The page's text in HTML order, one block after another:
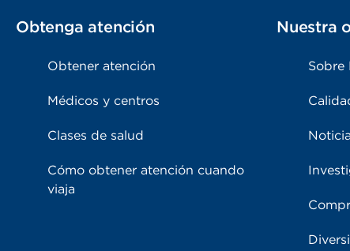
Obtenga atención
Obtener atención
Médicos y centros
Clases de salud
Cómo obtener atención cuando
viaja
Nuestra
Sobre